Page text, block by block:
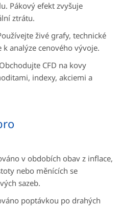
Pákový efekt zvyšuje
ztrátu.
živé grafy, technické
analýze cenového vývoje.
CFD na kovy
indexy, akciemi a
v obdobích obav z inflace,
nebo měnících se
sazeb.
poptávkou po drahých